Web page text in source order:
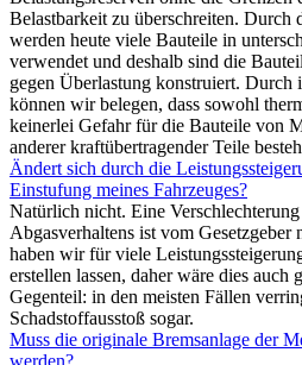
Belastbarkeit zu überschreiten. Durch
werden heute viele Bauteile in
verwendet und deshalb sind die
gegen Überlastung konstruiert. Durch
können wir belegen, dass sowohl
keinerlei Gefahr für die Bauteile von
anderer kraftübertragender Teile
Ändert sich durch die
Einstufung meines Fahrzeuges?
Natürlich nicht. Eine Verschlechterung
Abgasverhaltens ist vom Gesetzgeber
haben wir für viele
erstellen lassen, daher wäre dies auch
Gegenteil: in den meisten Fällen
Schadstoffausstoß sogar.
Muss die originale Bremsanlage der
werden?